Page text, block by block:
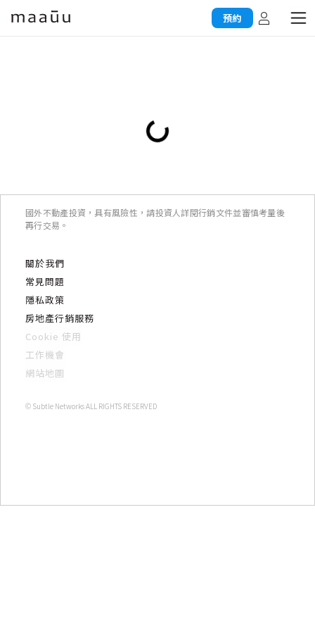
預約
國外不動產投資，具有風險性，請投資人詳閱行銷文件並審慎考量後
再行交易。
關於我們
常見問題
隱私政策
房地產行銷服務
Cookie 使用
工作機會
網站地圖
© Subtle Networks ALL RIGHTS RESERVED